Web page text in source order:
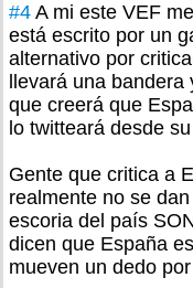
#4 A mi este VEF
está escrito por un
alternativo por
llevará una
que creerá que
lo twitteará desde
Gente que critica a
realmente no se
escoria del país
dicen que España
mueven un dedo